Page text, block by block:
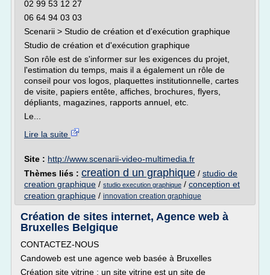
02 99 53 12 27
06 64 94 03 03
Scenarii > Studio de création et d'exécution graphique
Studio de création et d'exécution graphique
Son rôle est de s'informer sur les exigences du projet,
l'estimation du temps, mais il a également un rôle de
conseil pour vos logos, plaquettes institutionnelle, cartes
de visite, papiers entête, affiches, brochures, flyers,
dépliants, magazines, rapports annuel, etc.
Le...
Lire la suite
Site : http://www.scenarii-video-multimedia.fr
Thèmes liés : creation d un graphique / studio de
creation graphique / studio execution graphique / conception et
creation graphique / innovation creation graphique
Création de sites internet, Agence web à
Bruxelles Belgique
CONTACTEZ-NOUS
Candoweb est une agence web basée à Bruxelles
Création site vitrine : un site vitrine est un site de